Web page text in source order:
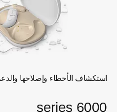
استكشاف الأخطاء وإصلاحها والدعم
6000 series